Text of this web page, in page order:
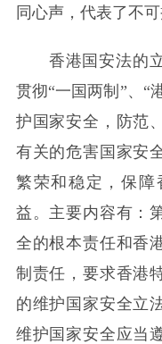
同心声，代表了不
香港国安法的立
贯彻“一国两制”、“
护国家安全，防范
有关的危害国家安
繁荣和稳定，保障
益。主要内容有：
全的根本责任和香
制责任，要求香港
的维护国家安全立
维护国家安全应当